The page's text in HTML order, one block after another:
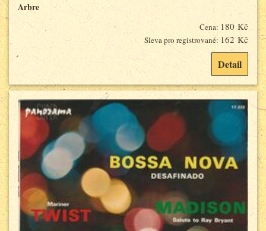
Arbre
Cena: 180 Kč
Sleva pro registrované: 162 Kč
Detail